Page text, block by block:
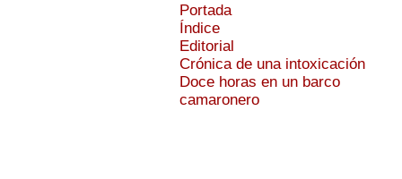
Portada
Índice
Editorial
Crónica de una intoxicación
Doce horas en un barco
camaronero